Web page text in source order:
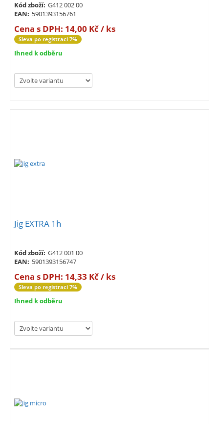
Kód zboží: G412 002 00
EAN: 5901393156761
Cena s DPH: 14,00 Kč / ks
Sleva po registraci 7%
Ihned k odběru
Jig EXTRA 1h
Kód zboží: G412 001 00
EAN: 5901393156747
Cena s DPH: 14,33 Kč / ks
Sleva po registraci 7%
Ihned k odběru